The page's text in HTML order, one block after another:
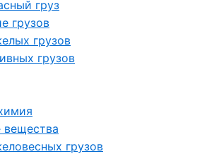
груз
грузов
грузов
грузов
грузов